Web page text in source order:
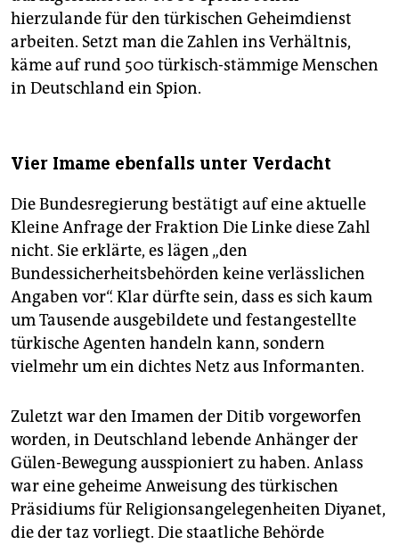
hierzulande für den türkischen Geheimdienst
arbeiten. Setzt man die Zahlen ins Verhältnis,
käme auf rund 500 türkisch-stämmige Menschen
in Deutschland ein Spion.
Vier Imame ebenfalls unter Verdacht
Die Bundesregierung bestätigt auf eine aktuelle
Kleine Anfrage der Fraktion Die Linke diese Zahl
nicht. Sie erklärte, es lägen „den
Bundessicherheitsbehörden keine verlässlichen
Angaben vor“. Klar dürfte sein, dass es sich kaum
um Tausende ausgebildete und festangestellte
türkische Agenten handeln kann, sondern
vielmehr um ein dichtes Netz aus Informanten.
Zuletzt war den Imamen der Ditib vorgeworfen
worden, in Deutschland lebende Anhänger der
Gülen-Bewegung ausspioniert zu haben. Anlass
war eine geheime Anweisung des türkischen
Präsidiums für Religionsangelegenheiten Diyanet,
die der taz vorliegt. Die staatliche Behörde